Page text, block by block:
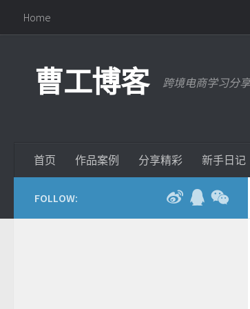
Home
曹工博客 跨境电商学习分
首页 作品案例 分享精彩 新手日记
FOLLOW: